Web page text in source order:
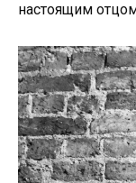
настоящим